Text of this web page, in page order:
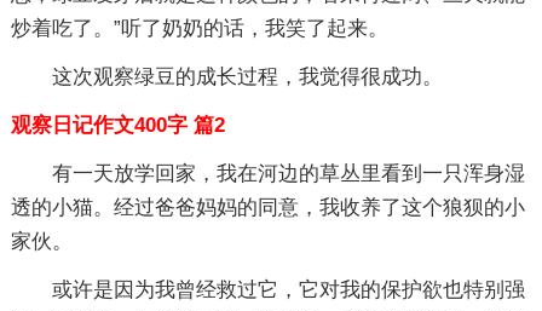
炒着吃了。”听了奶奶的话，我笑了起来。
这次观察绿豆的成长过程，我觉得很成功。
观察日记作文400字 篇2
有一天放学回家，我在河边的草丛里看到一只浑身湿
透的小猫。经过爸爸妈妈的同意，我收养了这个狼狈的小
家伙。
或许是因为我曾经救过它，它对我的保护欲也特别强